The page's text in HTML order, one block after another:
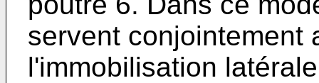
servent conjointement
l'immobilisation